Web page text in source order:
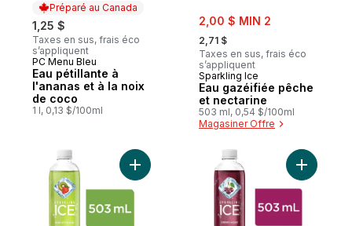
Préparé au Canada
1,25 $
Taxes en sus, frais éco
s’appliquent
Préparé au Canada
PC Menu Bleu
Eau pétillante à
l'ananas et à la noix
de coco
1 l, 0,13 $/100ml
sale:
2,00 $ MIN 2
, formerly:
2,71 $
Taxes en sus, frais éco
s’appliquent
Sparkling Ice
Eau gazéifiée pêche
et nectarine
503 ml, 0,54 $/100ml
Magasiner Offre
Ajouter Eau gazéifiée Kiwi et Fraise au
Ajouter